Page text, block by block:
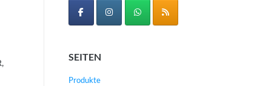
SEITEN
Produkte